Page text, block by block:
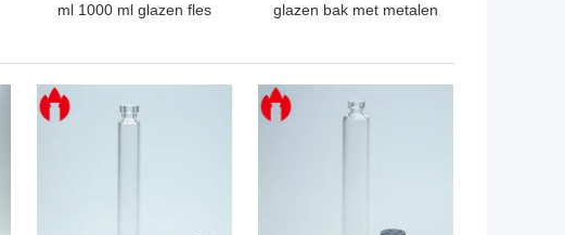
ml 1000 ml glazen fles
glazen bak met metalen
BESTE PRIJS BESTE PRIJS